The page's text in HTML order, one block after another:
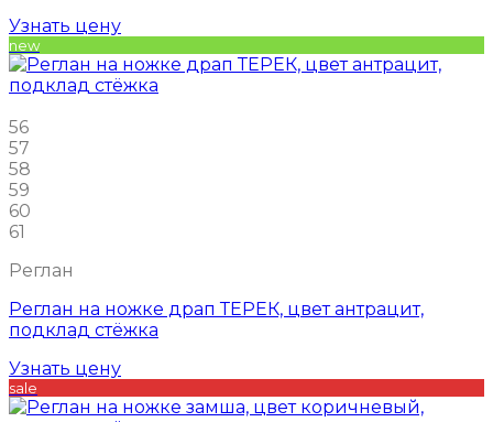
Узнать цену
new
56
57
58
59
60
61
Реглан
Реглан на ножке драп ТЕРЕК, цвет антрацит,
подклад стёжка
Узнать цену
sale